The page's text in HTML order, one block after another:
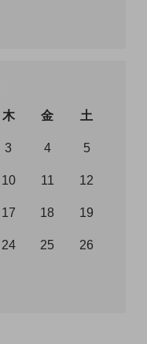
木 金 土
3 4 5
10 11 12
17 18 19
24 25 26